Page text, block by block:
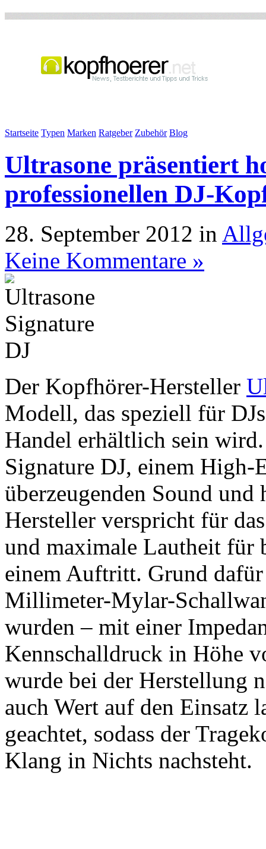
Startseite Typen Marken Ratgeber Zubehör Blog
Ultrasone präsentiert
professionellen DJ-
28. September 2012 in
Keine Kommentare »
Der Kopfhörer-Hersteller
Modell, das speziell für
Handel erhältlich sein
Signature DJ, einem
überzeugenden Sound
Hersteller verspricht für
und maximale Lautheit für
einem Auftritt. Grund
Millimeter-Mylar-
wurden – mit einer
Kennschalldruck in Höhe
wurde bei der Herstellung
auch Wert auf den Einsatz
geachtet, sodass der
Klang in Nichts nachsteht.